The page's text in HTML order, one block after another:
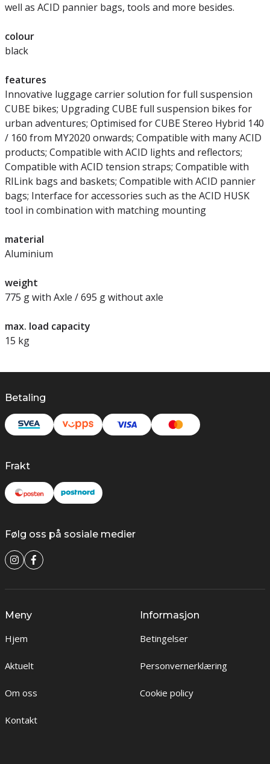
well as ACID pannier bags, tools and more besides.
colour
black
features
Innovative luggage carrier solution for full suspension
CUBE bikes; Upgrading CUBE full suspension bikes for
urban adventures; Optimised for CUBE Stereo Hybrid 140
/ 160 from MY2020 onwards; Compatible with many ACID
products; Compatible with ACID lights and reflectors;
Compatible with ACID tension straps; Compatible with
RILink bags and baskets; Compatible with ACID pannier
bags; Interface for accessories such as the ACID HUSK
tool in combination with matching mounting
material
Aluminium
weight
775 g with Axle / 695 g without axle
max. load capacity
15 kg
Betaling
Frakt
Følg oss på sosiale medier
Meny
Hjem
Aktuelt
Om oss
Kontakt
Informasjon
Betingelser
Personvernerklæring
Cookie policy